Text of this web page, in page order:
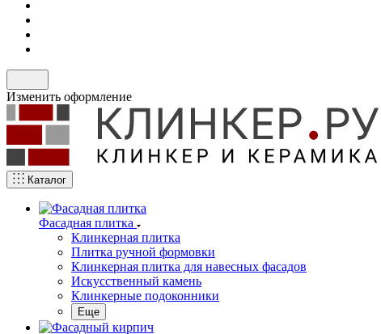
Изменить оформление
Каталог
Фасадная плитка
Клинкерная плитка
Плитка ручной формовки
Клинкерная плитка для навесных фасадов
Искусственный камень
Клинкерные подоконники
Еще